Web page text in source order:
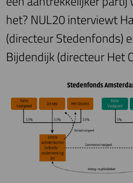
het? NUL20 interviewt
(directeur Stedenfonds)
Bijdendijk (directeur Het